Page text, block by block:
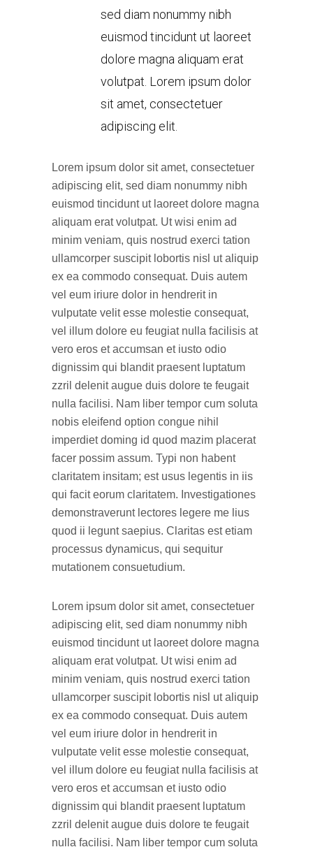
sed diam nonummy nibh
euismod tincidunt ut laoreet
dolore magna aliquam erat
volutpat. Lorem ipsum dolor
sit amet, consectetuer
adipiscing elit.
Lorem ipsum dolor sit amet, consectetuer
adipiscing elit, sed diam nonummy nibh
euismod tincidunt ut laoreet dolore magna
aliquam erat volutpat. Ut wisi enim ad
minim veniam, quis nostrud exerci tation
ullamcorper suscipit lobortis nisl ut aliquip
ex ea commodo consequat. Duis autem
vel eum iriure dolor in hendrerit in
vulputate velit esse molestie consequat,
vel illum dolore eu feugiat nulla facilisis at
vero eros et accumsan et iusto odio
dignissim qui blandit praesent luptatum
zzril delenit augue duis dolore te feugait
nulla facilisi. Nam liber tempor cum soluta
nobis eleifend option congue nihil
imperdiet doming id quod mazim placerat
facer possim assum. Typi non habent
claritatem insitam; est usus legentis in iis
qui facit eorum claritatem. Investigationes
demonstraverunt lectores legere me lius
quod ii legunt saepius. Claritas est etiam
processus dynamicus, qui sequitur
mutationem consuetudium.
Lorem ipsum dolor sit amet, consectetuer
adipiscing elit, sed diam nonummy nibh
euismod tincidunt ut laoreet dolore magna
aliquam erat volutpat. Ut wisi enim ad
minim veniam, quis nostrud exerci tation
ullamcorper suscipit lobortis nisl ut aliquip
ex ea commodo consequat. Duis autem
vel eum iriure dolor in hendrerit in
vulputate velit esse molestie consequat,
vel illum dolore eu feugiat nulla facilisis at
vero eros et accumsan et iusto odio
dignissim qui blandit praesent luptatum
zzril delenit augue duis dolore te feugait
nulla facilisi. Nam liber tempor cum soluta